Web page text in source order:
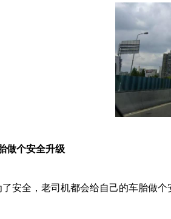
做个安全升级
了安全，老司机都会给自己的车胎做